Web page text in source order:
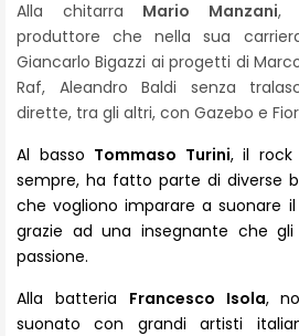
Alla chitarra Mario Manzani,
produttore che nella sua
Giancarlo Bigazzi ai progetti di
Raf, Aleandro Baldi senza
dirette, tra gli altri, con Gazebo e
Al basso Tommaso Turini, il rock
sempre, ha fatto parte di diverse
che vogliono imparare a suonare
grazie ad una insegnante che
passione.
Alla batteria Francesco Isola,
suonato con grandi artisti